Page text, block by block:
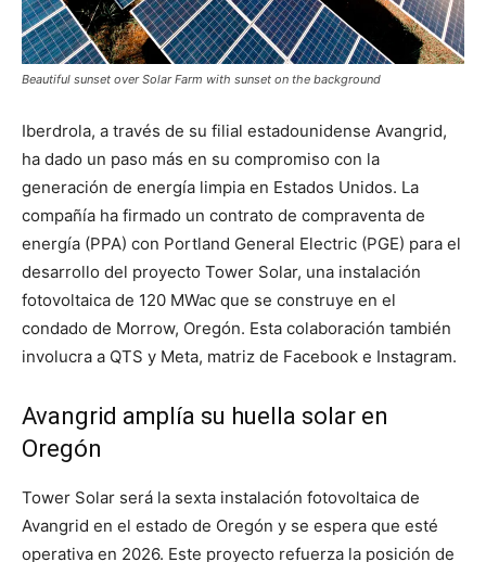
Beautiful sunset over Solar Farm with sunset on the background
Iberdrola, a través de su filial estadounidense Avangrid,
ha dado un paso más en su compromiso con la
generación de energía limpia en Estados Unidos. La
compañía ha firmado un contrato de compraventa de
energía (PPA) con Portland General Electric (PGE) para el
desarrollo del proyecto Tower Solar, una instalación
fotovoltaica de 120 MWac que se construye en el
condado de Morrow, Oregón. Esta colaboración también
involucra a QTS y Meta, matriz de Facebook e Instagram.
Avangrid amplía su huella solar en
Oregón
Tower Solar será la sexta instalación fotovoltaica de
Avangrid en el estado de Oregón y se espera que esté
operativa en 2026. Este proyecto refuerza la posición de